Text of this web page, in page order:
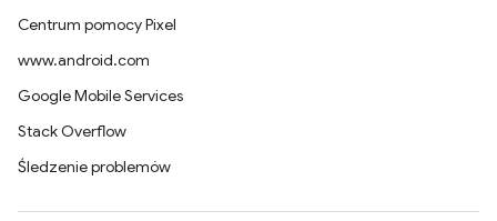
Centrum pomocy Pixel
www.android.com
Google Mobile Services
Stack Overflow
Śledzenie problemów